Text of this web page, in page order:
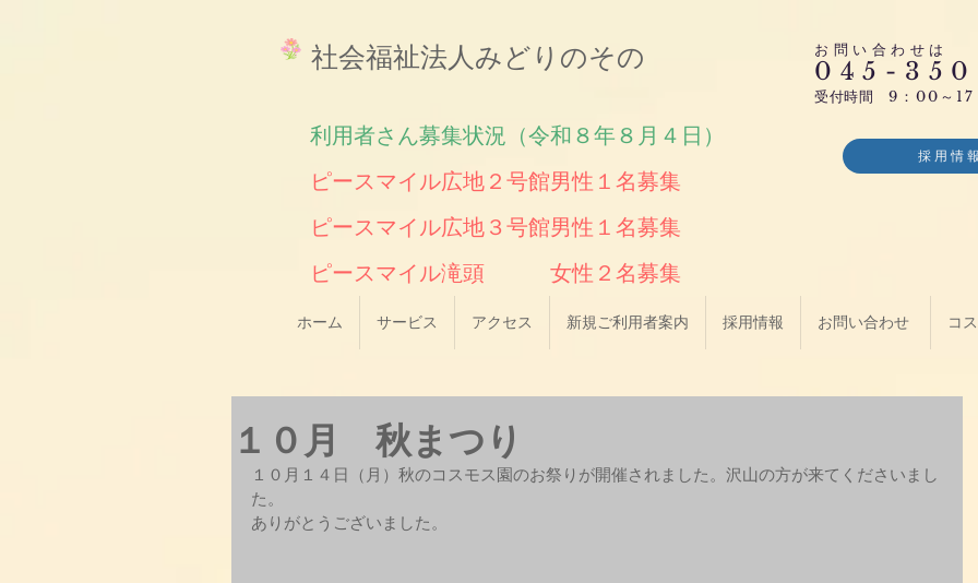
​社会福祉法人みどりのその
利用者さん募集状況（令和８年８月４日）
ピースマイル広地２号館男性１名募集
ピースマイル広地３号館男性１名募集
​ピースマイル滝頭 女性２名募集
お問い合わせは
045-
受付時間 ​9：00～
採用情
ホーム サービス アクセス 新規ご利用者案内 採用情報 お問い合わせ​​ ​ コ
１０月 秋まつり
１０月１４日（月）秋のコスモス園のお祭りが開催されました。沢山の方が来てくださいまし
た。
ありがとうございました。